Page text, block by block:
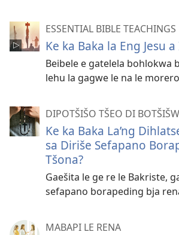
ESSENTIAL BIBLE TEACHINGS
Ke ka Baka la Eng Jesu
Beibele e gatelela bohlokwa
lehu la gagwe le na le
DIPOTŠIŠO TŠEO DI
Ke ka Baka La’ng
sa Diriše Sefapano
Tšona?
Gaešita le ge re le Bakriste,
sefapano borapeding bja
MABAPI LE RENA